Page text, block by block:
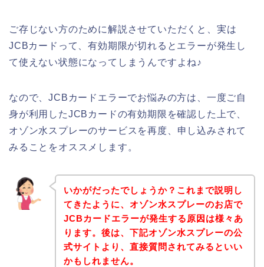
ご存じない方のために解説させていただくと、実は
JCBカードって、有効期限が切れるとエラーが発生し
て使えない状態になってしまうんですよね♪
なので、JCBカードエラーでお悩みの方は、一度ご自
身が利用したJCBカードの有効期限を確認した上で、
オゾン水スプレーのサービスを再度、申し込みされて
みることをオススメします。
いかがだったでしょうか？これまで説明し
てきたように、オゾン水スプレーのお店で
JCBカードエラーが発生する原因は様々あ
ります。後は、下記オゾン水スプレーの公
式サイトより、直接質問されてみるといい
かもしれません。